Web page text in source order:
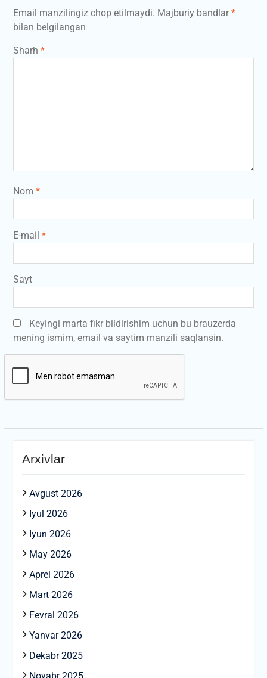
Email manzilingiz chop etilmaydi. Majburiy bandlar*
bilan belgilangan
Sharh *
Nom *
E-mail *
Sayt
Keyingi marta fikr bildirishim uchun bu brauzerda
mening ismim, email va saytim manzili saqlansin.
Arxivlar
Avgust 2026
Iyul 2026
Iyun 2026
May 2026
Aprel 2026
Mart 2026
Fevral 2026
Yanvar 2026
Dekabr 2025